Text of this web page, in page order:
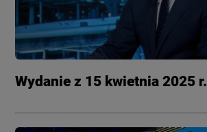
Wydanie z 15 kwietnia 2025 r.